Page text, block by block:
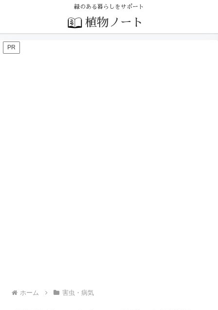
緑のある暮らしをサポート
植物ノート
PR
ホーム 害虫・病気